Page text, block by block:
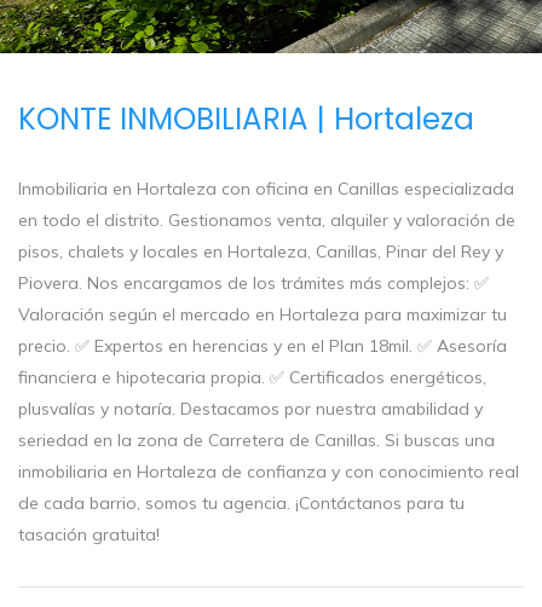
KONTE INMOBILIARIA | Hortaleza
Inmobiliaria en Hortaleza con oficina en Canillas especializada
en todo el distrito. Gestionamos venta, alquiler y valoración de
pisos, chalets y locales en Hortaleza, Canillas, Pinar del Rey y
Piovera. Nos encargamos de los trámites más complejos: ✅
Valoración según el mercado en Hortaleza para maximizar tu
precio. ✅ Expertos en herencias y en el Plan 18mil. ✅ Asesoría
financiera e hipotecaria propia. ✅ Certificados energéticos,
plusvalías y notaría. Destacamos por nuestra amabilidad y
seriedad en la zona de Carretera de Canillas. Si buscas una
inmobiliaria en Hortaleza de confianza y con conocimiento real
de cada barrio, somos tu agencia. ¡Contáctanos para tu
tasación gratuita!